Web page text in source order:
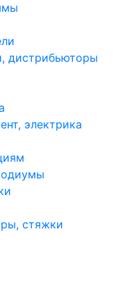
дистрибьюторы
электрика
стяжки